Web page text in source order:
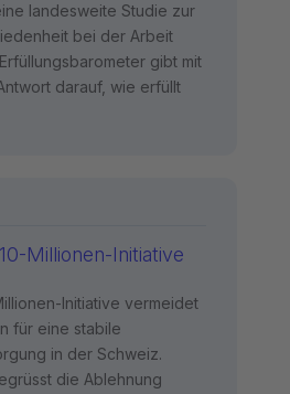
landesweite Studie zur
bei der Arbeit
gibt mit
darauf, wie erfüllt
Millionen-Initiative
Initiative vermeidet
für eine stabile
in der Schweiz.
die Ablehnung